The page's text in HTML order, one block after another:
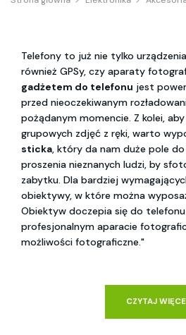
Telefony to już nie tylko
również GPSy, czy aparaty
gadżetem do telefonu jest
przed nieoczekiwanym
pożądanym momencie. Z kolei,
grupowych zdjęć z ręki, warto
sticka, który da nam duże pole
proszenia nieznanych ludzi, by
zabytku. Dla bardziej
obiektywy, w które można
Obiektyw doczepia się do
profesjonalnym aparacie
możliwości fotograficzne."
CZYTAJ